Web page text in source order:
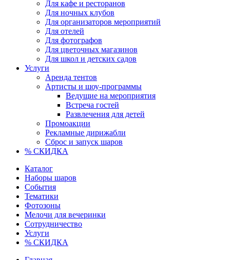
Для кафе и ресторанов
Для ночных клубов
Для организаторов мероприятий
Для отелей
Для фотографов
Для цветочных магазинов
Для школ и детских садов
Услуги
Аренда тентов
Артисты и шоу-программы
Ведущие на мероприятия
Встреча гостей
Развлечения для детей
Промоакции
Рекламные дирижабли
Сброс и запуск шаров
% СКИДКА
Каталог
Наборы шаров
События
Тематики
Фотозоны
Мелочи для вечеринки
Сотрудничество
Услуги
% СКИДКА